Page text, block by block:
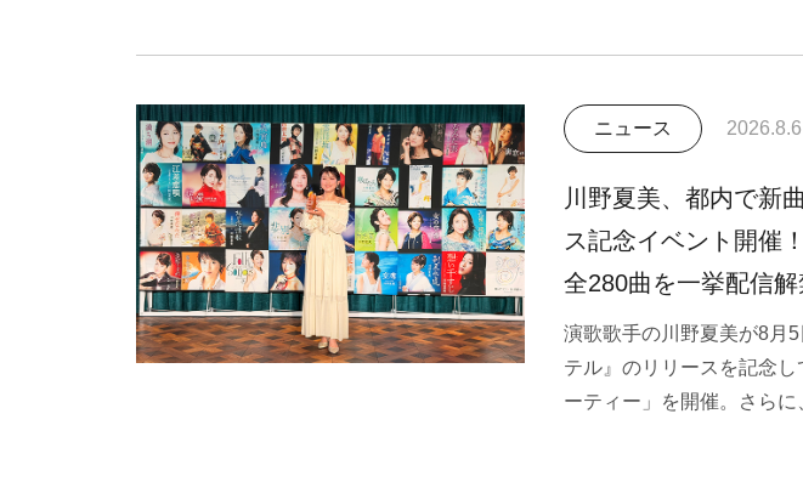
ニュース 2026.8.6
川野夏美、都内で新
ス記念イベント開催
全280曲を一挙配信解
演歌歌手の川野夏美が8月
テル』のリリースを記念
ーティー」を開催。さら